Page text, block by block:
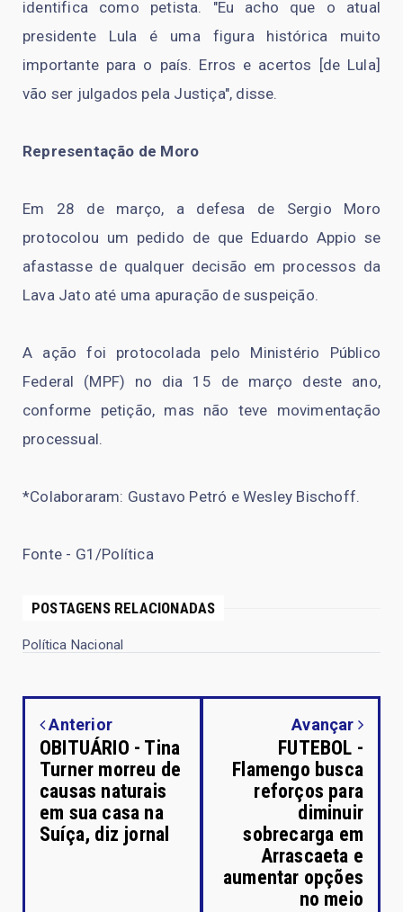
identifica como petista. "Eu acho que o atual
presidente Lula é uma figura histórica muito
importante para o país. Erros e acertos [de Lula]
vão ser julgados pela Justiça", disse.
Representação de Moro
Em 28 de março, a defesa de Sergio Moro
protocolou um pedido de que Eduardo Appio se
afastasse de qualquer decisão em processos da
Lava Jato até uma apuração de suspeição.
A ação foi protocolada pelo Ministério Público
Federal (MPF) no dia 15 de março deste ano,
conforme petição, mas não teve movimentação
processual.
*Colaboraram: Gustavo Petró e Wesley Bischoff.
Fonte - G1/Política
POSTAGENS RELACIONADAS
Política Nacional
Anterior
OBITUÁRIO - Tina
Turner morreu de
causas naturais
em sua casa na
Suíça, diz jornal
Avançar
FUTEBOL -
Flamengo busca
reforços para
diminuir
sobrecarga em
Arrascaeta e
aumentar opções
no meio